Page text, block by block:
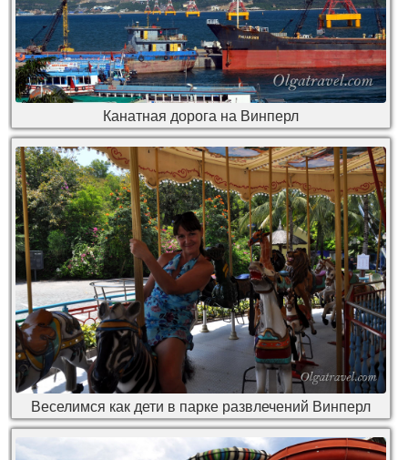
Канатная дорога на Винперл
Веселимся как дети в парке развлечений Винперл